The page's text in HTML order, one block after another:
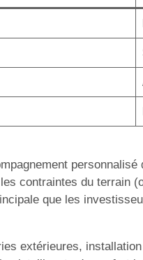
contraintes du terrain
que les
extérieures,